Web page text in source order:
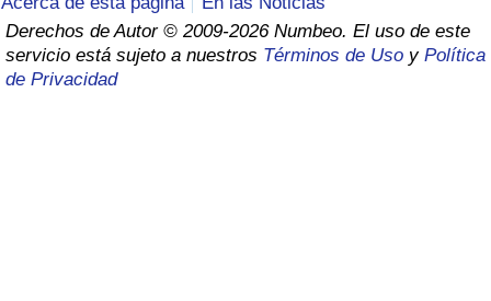
Derechos de Autor © 2009-2026 Numbeo. El uso de este
servicio está sujeto a nuestros Términos de Uso y Política
de Privacidad
Calificación del Índice de Criminalidad
(Actual)